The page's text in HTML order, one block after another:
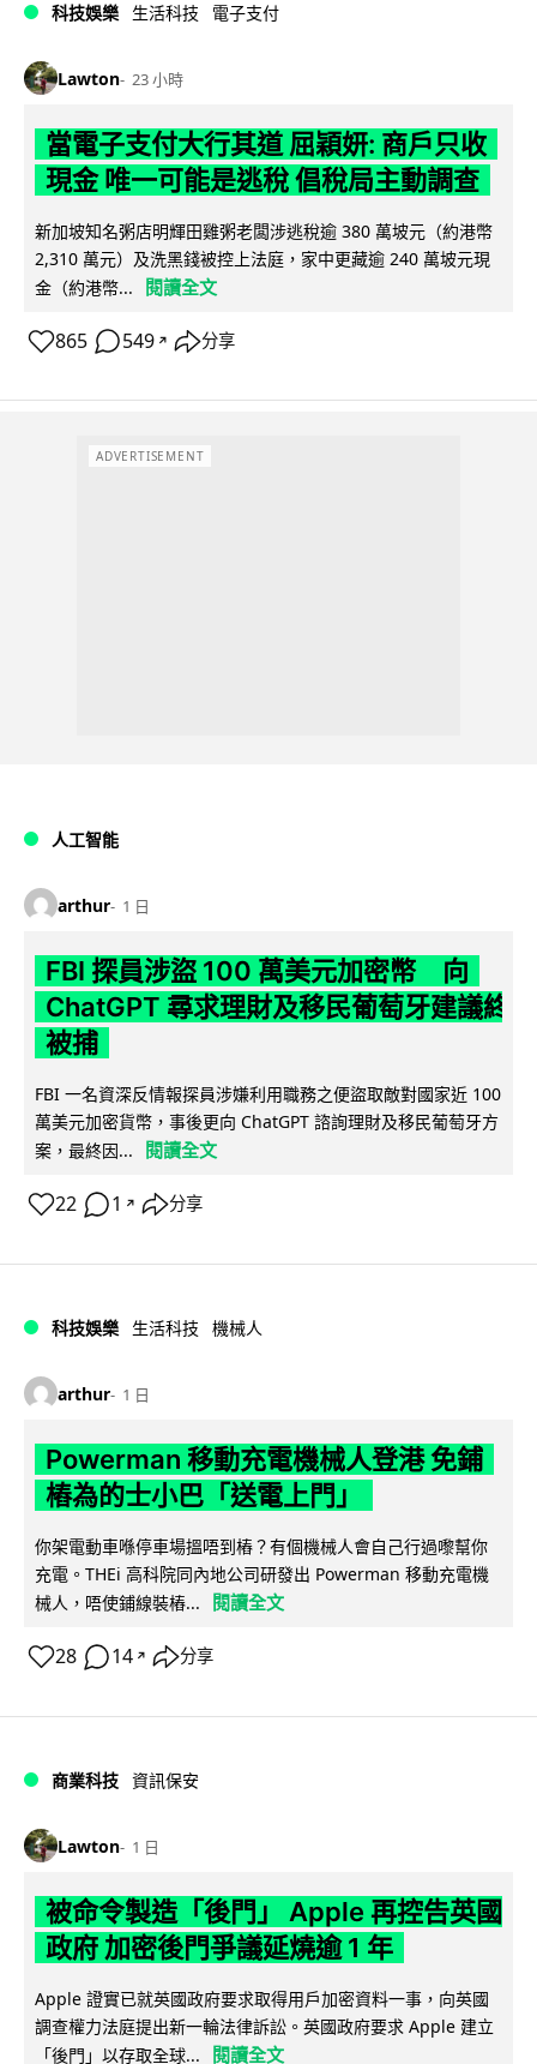
科技娛樂 生活科技 電子支付
Lawton 23 小時
當電子支付大行其道 屈穎妍: 商戶只收
現金 唯一可能是逃稅 倡稅局主動調查
新加坡知名粥店明輝田雞粥老闆涉逃稅逾 380 萬坡元（約港幣
2,310 萬元）及洗黑錢被控上法庭，家中更藏逾 240 萬坡元現
金（約港幣...
閱讀全文
865 549 ↗ 分享
ADVERTISEMENT
人工智能
arthur 1 日
FBI 探員涉盜 100 萬美元加密幣 向
ChatGPT 尋求理財及移民葡萄牙建議終
被捕
FBI 一名資深反情報探員涉嫌利用職務之便盜取敵對國家近 100
萬美元加密貨幣，事後更向 ChatGPT 諮詢理財及移民葡萄牙方
案，最終因...
閱讀全文
22 1 ↗ 分享
科技娛樂 生活科技 機械人
arthur 1 日
Powerman 移動充電機械人登港 免鋪
樁為的士小巴「送電上門」
你架電動車喺停車場搵唔到樁？有個機械人會自己行過嚟幫你
充電。THEi 高科院同內地公司研發出 Powerman 移動充電機
械人，唔使鋪線裝樁...
閱讀全文
28 14 ↗ 分享
商業科技 資訊保安
Lawton 1 日
被命令製造「後門」 Apple 再控告英國
政府 加密後門爭議延燒逾 1 年
Apple 證實已就英國政府要求取得用戶加密資料一事，向英國
調查權力法庭提出新一輪法律訴訟。英國政府要求 Apple 建立
「後門」以存取全球...
閱讀全文